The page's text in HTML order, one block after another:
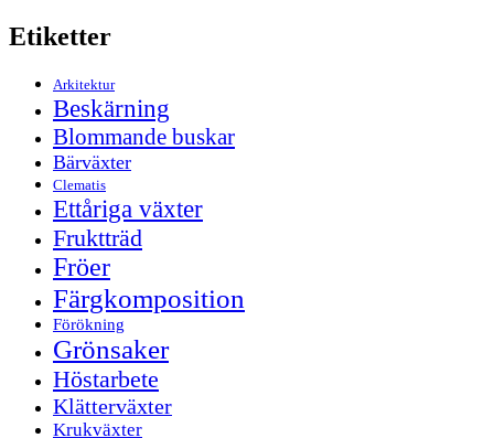
Etiketter
Arkitektur
Beskärning
Blommande buskar
Bärväxter
Clematis
Ettåriga växter
Fruktträd
Fröer
Färgkomposition
Förökning
Grönsaker
Höstarbete
Klätterväxter
Krukväxter